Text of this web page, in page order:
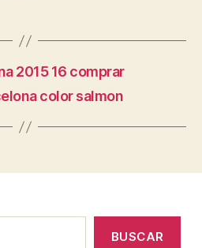
2015 16 comprar
color salmon
BUSCAR